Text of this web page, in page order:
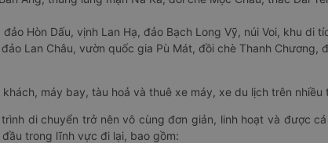
đảo Hòn Dấu, vịnh Lan Hạ, đảo Bạch Long Vỹ, núi Voi, khu di
đảo Lan Châu, vườn quốc gia Pù Mát, đồi chè Thanh
máy bay, tàu hoả và thuê xe máy, xe du lịch trên
di chuyển trở nên vô cùng đơn giản, linh hoạt và được
trong lĩnh vực đi lại, bao gồm: